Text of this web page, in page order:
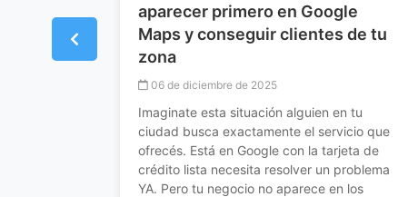
Resultados de Google en 2025
30 de septiembre de 2025
SEO 2025: la guía definitiva para
posicionar en Google cuando la IA cambió
las reglas. E-E-A-T, búsquedas por voz,
contenido multimedia y las 8 estrategias
que realmente funcionan hoy.
Leer más